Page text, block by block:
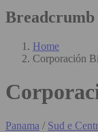
Breadcrumb
Home
Corporación
Panama / Sud e